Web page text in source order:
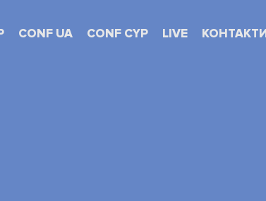
CONF UA CONF CYP LIVE КОНТАКТИ